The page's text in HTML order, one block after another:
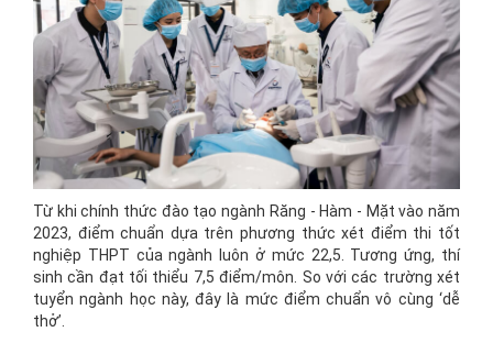
Từ khi chính thức đào tạo ngành Răng - Hàm - Mặt vào năm
2023, điểm chuẩn dựa trên phương thức xét điểm thi tốt
nghiệp THPT của ngành luôn ở mức 22,5. Tương ứng, thí
sinh cần đạt tối thiểu 7,5 điểm/môn. So với các trường xét
tuyển ngành học này, đây là mức điểm chuẩn vô cùng ‘dễ
thở’.